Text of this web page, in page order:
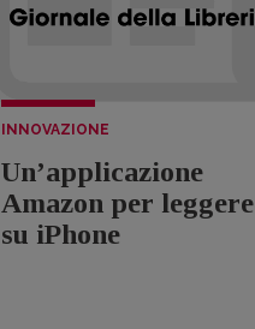
INNOVAZIONE
Un’applicazione
Amazon per leggere
su iPhone